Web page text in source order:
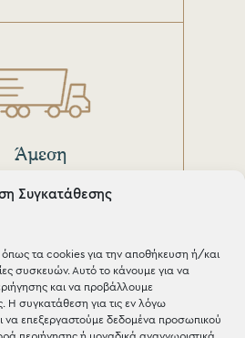
Συγκατάθεσης
όπως τα cookies για την αποθήκευση ή/και
συσκευών. Αυτό το κάνουμε για να
και να προβάλλουμε
Η συγκατάθεση για τις εν λόγω
να επεξεργαστούμε δεδομένα προσωπικού
1-3 μέρες σε όλη
Άμεση